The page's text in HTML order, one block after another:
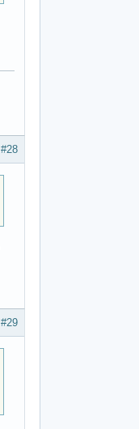
#28
#29